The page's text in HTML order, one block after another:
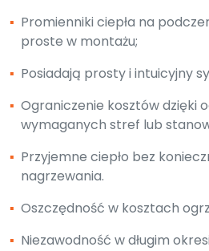
▪ Promienniki ciepła na
proste w montażu;
▪ Posiadają prosty i intuicyjny
▪ Ograniczenie kosztów dzięki
wymaganych stref lub
▪ Przyjemne ciepło bez
nagrzewania.
▪ Oszczędność w kosztach
▪ Niezawodność w długim